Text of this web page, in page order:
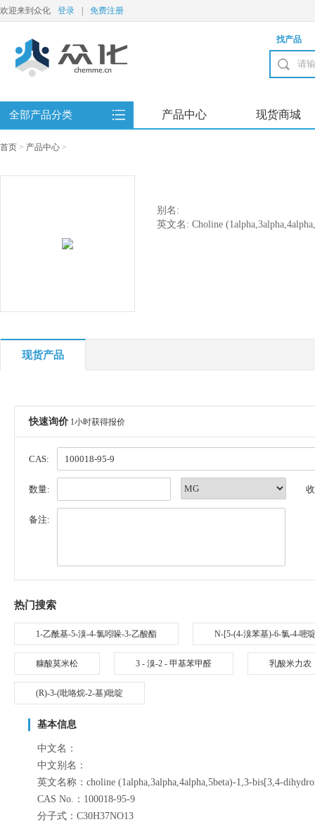
欢迎来到众化 登录 免费注册
找产品
全部产品分类 产品中心 现货商城
首页 > 产品中心 >
别名:
英文名: Choline
现货产品
快速询价 1小时获得报价
CAS:
数量:
备注:
热门搜索
1-乙酰基-5-溴-4-氯吲哚-3-乙酸酯 N-[5-(4-溴苯基)-6-氯-4-嘧
糠酸莫米松 3 - 溴-2 - 甲基苯甲醛 乳酸米力农
(R)-3-(吡咯烷-2-基)吡啶
基本信息
中文名：
中文别名：
英文名称：choline (1alpha,3alpha,4alpha,5beta)-1,3-bis[3,4-
CAS No.：100018-95-9
分子式：C30H37NO13